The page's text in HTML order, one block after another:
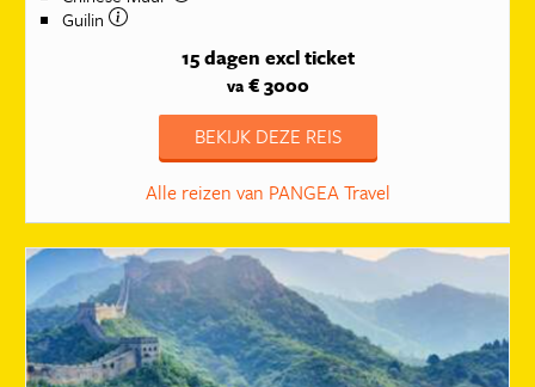
Guilin
15 dagen excl ticket
va€ 3000
BEKIJK DEZE REIS
Alle reizen van PANGEA Travel